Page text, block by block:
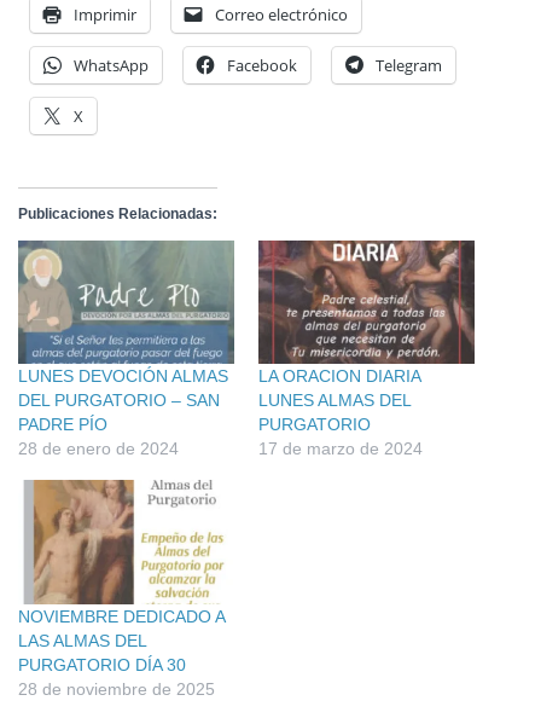
Imprimir Correo electrónico
WhatsApp Facebook Telegram
X
Publicaciones Relacionadas:
LUNES DEVOCIÓN ALMAS
DEL PURGATORIO – SAN
PADRE PÍO
28 de enero de 2024
LA ORACION DIARIA
LUNES ALMAS DEL
PURGATORIO
17 de marzo de 2024
NOVIEMBRE DEDICADO A
LAS ALMAS DEL
PURGATORIO DÍA 30
28 de noviembre de 2025